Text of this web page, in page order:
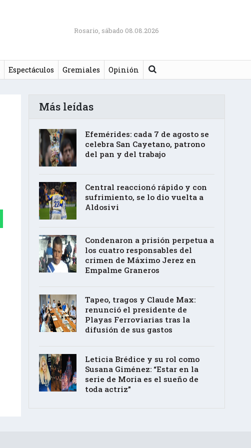
Rosario, sábado 08.08.2026
Espectáculos Gremiales Opinión Buscar
Más leídas
Efemérides: cada 7 de agosto se
celebra San Cayetano, patrono
del pan y del trabajo
Central reaccionó rápido y con
sufrimiento, se lo dio vuelta a
Aldosivi
Condenaron a prisión perpetua a
los cuatro responsables del
crimen de Máximo Jerez en
Empalme Graneros
Tapeo, tragos y Claude Max:
renunció el presidente de
Playas Ferroviarias tras la
difusión de sus gastos
Leticia Brédice y su rol como
Susana Giménez: “Estar en la
serie de Moria es el sueño de
toda actriz”